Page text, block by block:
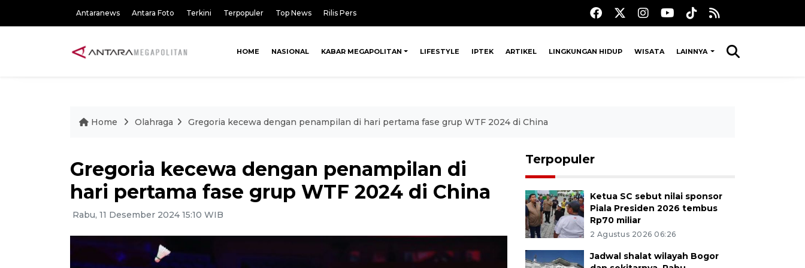
Antaranews Antara Foto Terkini Terpopuler Top News Rilis Pers
HOME NASIONAL KABAR MEGAPOLITAN LIFESTYLE IPTEK ARTIKEL LINGKUNGAN HIDUP WISATA LAINNYA
Home Olahraga Gregoria kecewa dengan penampilan di hari pertama fase grup WTF 2024 di China
Gregoria kecewa dengan penampilan di
hari pertama fase grup WTF 2024 di China
Rabu, 11 Desember 2024 15:10 WIB
Terpopuler
Ketua SC sebut nilai sponsor
Piala Presiden 2026 tembus
Rp70 miliar
2 Agustus 2026 06:26
Jadwal shalat wilayah Bogor